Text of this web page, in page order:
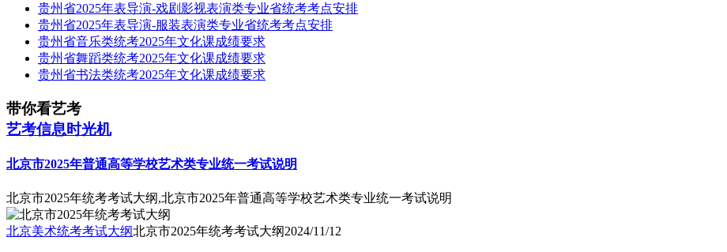
贵州省2025年表导演-戏剧影视表演类专业省统考考点安排
贵州省2025年表导演-服装表演类专业省统考考点安排
贵州省音乐类统考2025年文化课成绩要求
贵州省舞蹈类统考2025年文化课成绩要求
贵州省书法类统考2025年文化课成绩要求
带你看艺考
艺考信息时光机
北京市2025年普通高等学校艺术类专业统一考试说明
北京市2025年统考考试大纲,北京市2025年普通高等学校艺术类专业统一考试说明
北京美术统考考试大纲北京市2025年统考考试大纲2024/11/12